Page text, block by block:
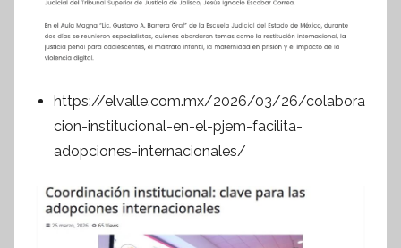
https://elvalle.com.mx/2026/03/26/colabora
cion-institucional-en-el-pjem-facilita-
adopciones-internacionales/